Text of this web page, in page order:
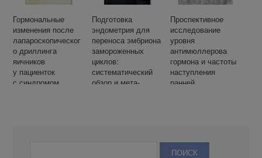
Гормональные
изменения после
лапароскопическог
о дриллинга
яичников
у пациенток
с синдромом
Подготовка
эндометрия для
переноса эмбриона
замороженных
циклов:
систематический
обзор и мета-
Проспективное
исследование
уровня
антимюллерова
гормона и частоты
наступления
ранней